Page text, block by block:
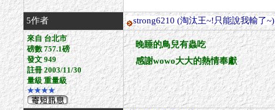
5作者 strong6210 (淘汰王~!只能說我輸了~)
來自 台北市
磅數 757.1磅
發文 949
註冊 2003/11/30
量級 重量級
★★★★
晚睡的鳥兒有蟲吃
感謝wowo大大的熱情奉獻